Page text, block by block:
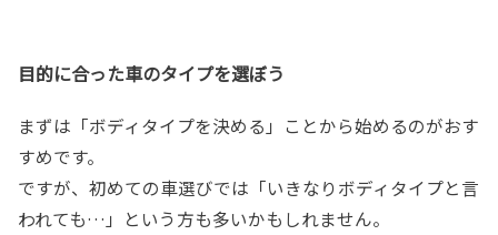
目的に合った車のタイプを選ぼう
まずは「ボディタイプを決める」ことから始めるのがおす
すめです。
ですが、初めての車選びでは「いきなりボディタイプと言
われても…」という方も多いかもしれません。